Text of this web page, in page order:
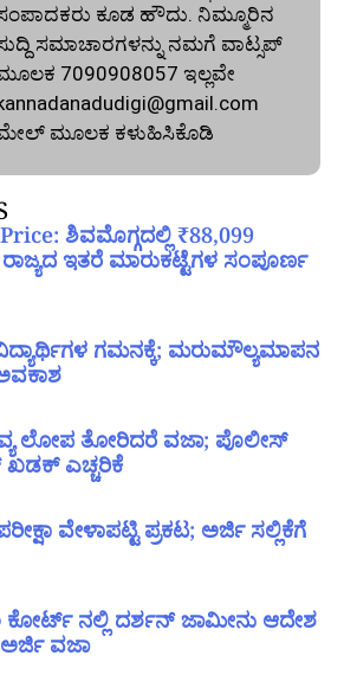
ಕೂಡ ಹೌದು. ನಿಮ್ಮೂರಿನ
ಸಮಾಚಾರಗಳನ್ನು ನಮಗೆ ವಾಟ್ಸಪ್‌
7090908057 ಇಲ್ಲವೇ
ಮೂಲಕ ಕಳುಹಿಸಿಕೊಡಿ
ಶಿವಮೊಗ್ಗದಲ್ಲಿ ₹88,099
ಇತರೆ ಮಾರುಕಟ್ಟೆಗಳ ಸಂಪೂರ್ಣ
ಗಮನಕ್ಕೆ; ಮರುಮೌಲ್ಯಮಾಪನ
ಲೋಪ ತೋರಿದರೆ ವಜಾ; ಪೊಲೀಸ್
ಎಚ್ಚರಿಕೆ
ವೇಳಾಪಟ್ಟಿ ಪ್ರಕಟ; ಅರ್ಜಿ ಸಲ್ಲಿಕೆಗೆ
ಕೋರ್ಟ್ ನಲ್ಲಿ ದರ್ಶನ್ ಜಾಮೀನು ಆದೇಶ
ವಜಾ